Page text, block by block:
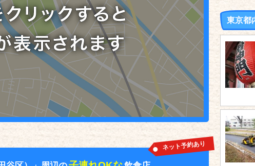
ネット予約あり
東京都